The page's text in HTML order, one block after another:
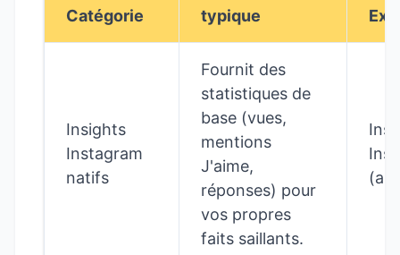
Catégorie
typique
Insights
Instagram
natifs
Fournit des
statistiques de
base (vues,
mentions
J'aime,
réponses) pour
vos propres
faits saillants.